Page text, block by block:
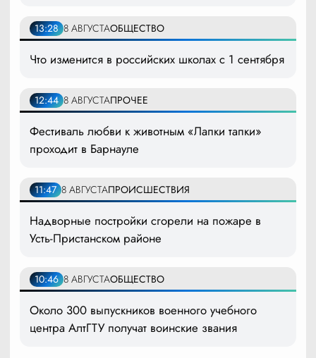
13:28 8 АВГУСТАОБЩЕСТВО
Что изменится в российских школах с 1 сентября
12:44 8 АВГУСТАПРОЧЕЕ
Фестиваль любви к животным «Лапки тапки»
проходит в Барнауле
11:47 8 АВГУСТАПРОИСШЕСТВИЯ
Надворные постройки сгорели на пожаре в
Усть-Пристанском районе
10:46 8 АВГУСТАОБЩЕСТВО
Около 300 выпускников военного учебного
центра АлтГТУ получат воинские звания